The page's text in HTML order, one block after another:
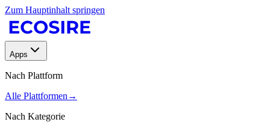
Zum Hauptinhalt springen
Apps
Nach Plattform
Alle Plattformen →
Nach Kategorie